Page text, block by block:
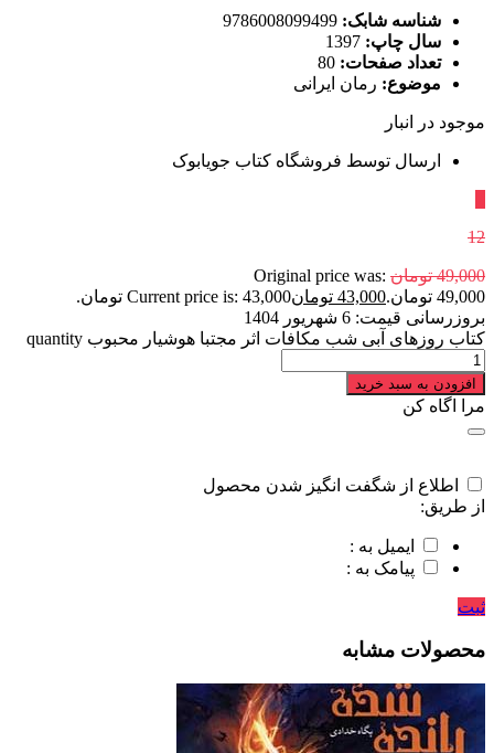
شناسه شابک:
سال چاپ:
تعداد صفحات:
موضوع: رمان ایرانی
موجود در انبار
ارسال توسط فروشگاه کتاب جویابوک
12
49,000 تومان Original price was:
49,000 تومان.
43,000 تومانCurrent price is: 43,000 تومان.
بروزرسانی قیمت: 6 شهریور 1404
کتاب روزهای آبی شب مکافات اثر مجتبا هوشیار محبوب quantity
افزودن به سبد خرید
مرا اگاه کن
اطلاع از شگفت انگیز شدن محصول
از طریق:
ایمیل به :
پیامک به :
ثبت
محصولات مشابه